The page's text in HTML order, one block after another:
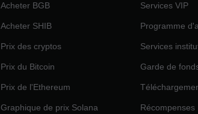
Acheter BGB
Acheter SHIB
Prix des cryptos
Prix du Bitcoin
Prix de l'Ethereum
Graphique de prix Solana
Services VIP
Programme
Services
Garde de
Récompenses